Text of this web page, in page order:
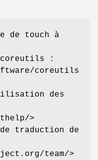
de touch à
coreutils :
coreutils
des
>
traduction de
team/>